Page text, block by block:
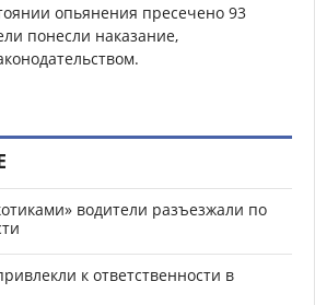
опьянения пресечено 93
понесли наказание,
водители разъезжали по
к ответственности в